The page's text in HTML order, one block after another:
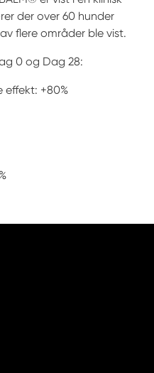
der over 60 hunder
flere områder ble vist.
0 og Dag 28:
+80%